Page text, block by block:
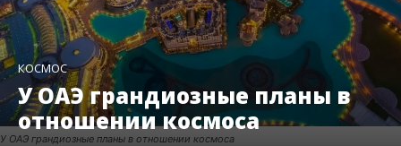
У ОАЭ грандиозные планы в отношении космоса
КОСМОС
У ОАЭ грандиозные планы в
отношении космоса